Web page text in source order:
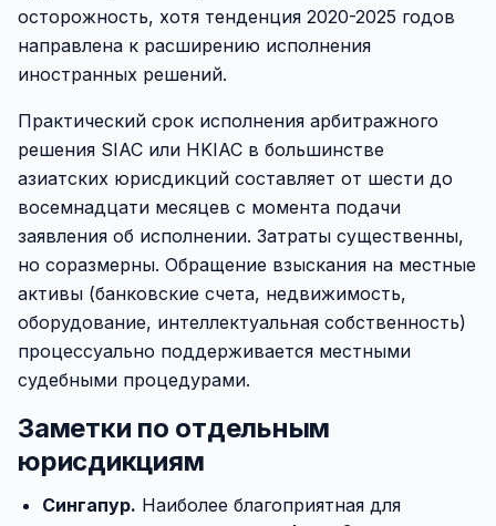
осторожность, хотя тенденция 2020-2025 годов
направлена к расширению исполнения
иностранных решений.
Практический срок исполнения арбитражного
решения SIAC или HKIAC в большинстве
азиатских юрисдикций составляет от шести до
восемнадцати месяцев с момента подачи
заявления об исполнении. Затраты существенны,
но соразмерны. Обращение взыскания на местные
активы (банковские счета, недвижимость,
оборудование, интеллектуальная собственность)
процессуально поддерживается местными
судебными процедурами.
Заметки по отдельным
юрисдикциям
Сингапур. Наиболее благоприятная для